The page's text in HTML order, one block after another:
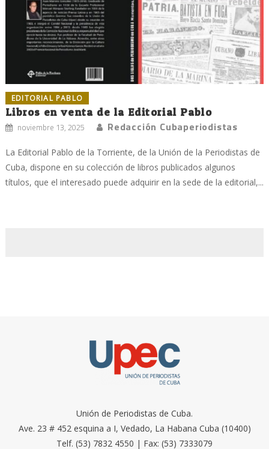
EDITORIAL PABLO
Libros en venta de la Editorial Pablo
noviembre 13, 2025 Redacción Cubaperiodistas
La Editorial Pablo de la Torriente, de la Unión de la Periodistas de
Cuba, dispone en su colección de libros publicados algunos
títulos, que el interesado puede adquirir en la sede de la editorial,...
Unión de Periodistas de Cuba.
Ave. 23 # 452 esquina a I, Vedado, La Habana Cuba (10400)
Telf. (53) 7832 4550 | Fax: (53) 7333079